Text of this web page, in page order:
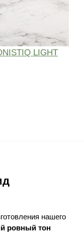
LIGHT
нашего
ровный тон